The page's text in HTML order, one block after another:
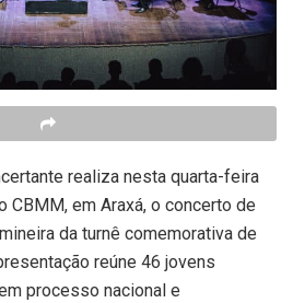
realiza nesta quarta-feira
CBMM, em Araxá, o concerto de
da turnê comemorativa de
reúne 46 jovens
processo nacional e